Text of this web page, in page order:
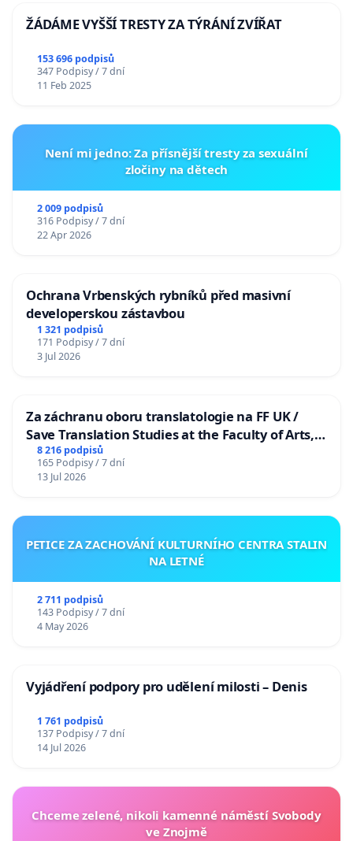
ŽÁDÁME VYŠŠÍ TRESTY ZA TÝRÁNÍ ZVÍŘAT
153 696 podpisů
347 Podpisy / 7 dní
11 Feb 2025
Není mi jedno: Za přísnější tresty za sexuální
zločiny na dětech
2 009 podpisů
316 Podpisy / 7 dní
22 Apr 2026
Ochrana Vrbenských rybníků před masivní
developerskou zástavbou
1 321 podpisů
171 Podpisy / 7 dní
3 Jul 2026
Za záchranu oboru translatologie na FF UK /
Save Translation Studies at the Faculty of Arts,
Charles University
8 216 podpisů
165 Podpisy / 7 dní
13 Jul 2026
PETICE ZA ZACHOVÁNÍ KULTURNÍHO CENTRA STALIN
NA LETNÉ
2 711 podpisů
143 Podpisy / 7 dní
4 May 2026
Vyjádření podpory pro udělení milosti – Denis
1 761 podpisů
137 Podpisy / 7 dní
14 Jul 2026
Chceme zelené, nikoli kamenné náměstí Svobody
ve Znojmě